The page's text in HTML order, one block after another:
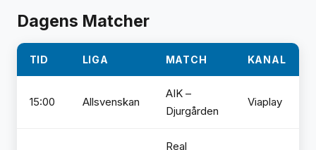
Dagens Matcher
TID LIGA MATCH KANAL
15:00 Allsvenskan
AIK –
Djurgården
Viaplay
Real